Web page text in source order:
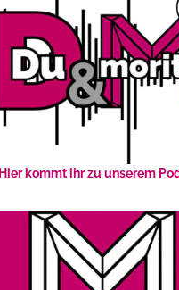
Hier kommt ihr zu unserem